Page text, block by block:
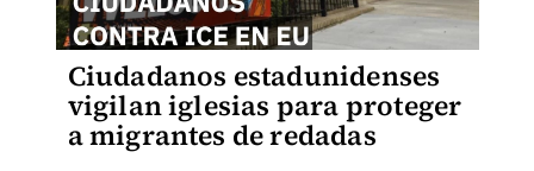
Ciudadanos estadunidenses
vigilan iglesias para proteger
a migrantes de redadas